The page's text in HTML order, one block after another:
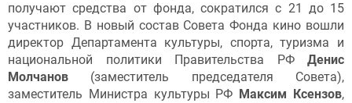
получают средства от фонда, сократился с 21 до 15
участников. В новый состав Совета Фонда кино вошли
директор Департамента культуры, спорта, туризма и
национальной политики Правительства РФ Денис
Молчанов (заместитель председателя Совета),
заместитель Министра культуры РФ Максим Ксензов,